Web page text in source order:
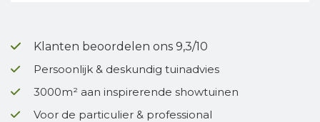
Klanten beoordelen ons 9,3/10
Persoonlijk & deskundig tuinadvies
3000m² aan inspirerende showtuinen
Voor de particulier & professional